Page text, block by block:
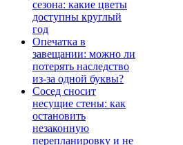
сезона: какие цветы
доступны круглый
год
Опечатка в
завещании: можно ли
потерять наследство
из-за одной буквы?
Сосед сносит
несущие стены: как
остановить
незаконную
перепланировку и не